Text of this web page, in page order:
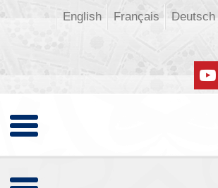
Deutsch
Français
English